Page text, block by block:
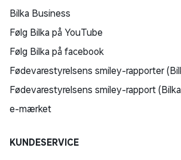
Bilka Business
Følg Bilka på YouTube
Følg Bilka på facebook
Fødevarestyrelsens smiley-rapporter
Fødevarestyrelsens smiley-rapport
e-mærket
KUNDESERVICE